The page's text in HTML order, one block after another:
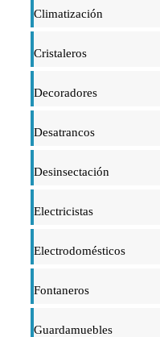
Climatización
Cristaleros
Decoradores
Desatrancos
Desinsectación
Electricistas
Electrodomésticos
Fontaneros
Guardamuebles